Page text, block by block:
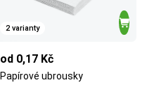
2 varianty
od 0,17 Kč
Papírové ubrousky